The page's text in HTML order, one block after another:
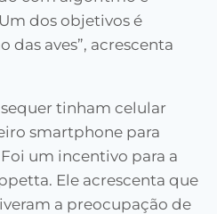
dos objetivos é
das aves”, acrescenta
tinham celular
smartphone para
um incentivo para a
Ele acrescenta que
a preocupação de